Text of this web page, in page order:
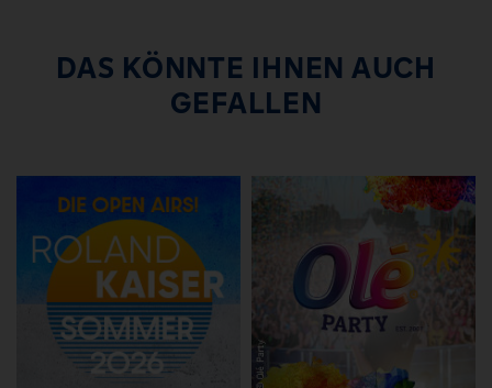
DAS KÖNNTE IHNEN AUCH
GEFALLEN